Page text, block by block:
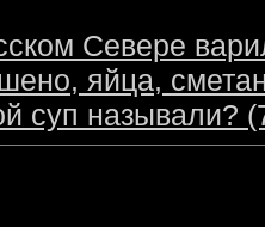
Севере
яйца,
суп называли?